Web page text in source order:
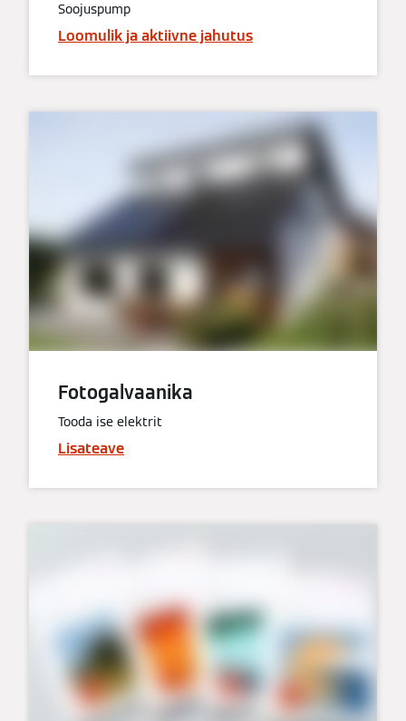
Soojuspump
Loomulik ja aktiivne jahutus
Fotogalvaanika
Tooda ise elektrit
Lisateave